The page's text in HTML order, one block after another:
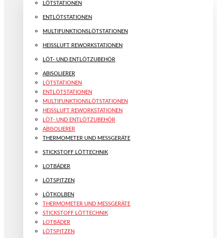
LÖTSTATIONEN
ENTLÖTSTATIONEN
MULTIFUNKTIONS­LÖTSTATIONEN
HEISSLUFT REWORKSTATIONEN
LÖT- UND ENTLÖTZUBEHÖR
ABISOLIERER
LÖTSTATIONEN
ENTLÖTSTATIONEN
MULTIFUNKTIONS­LÖTSTATIONEN
HEISSLUFT REWORKSTATIONEN
LÖT- UND ENTLÖTZUBEHÖR
ABISOLIERER
THERMOMETER UND MESSGERÄTE
STICKSTOFF LÖTTECHNIK
LOTBÄDER
LÖTSPITZEN
LÖTKOLBEN
THERMOMETER UND MESSGERÄTE
STICKSTOFF LÖTTECHNIK
LOTBÄDER
LÖTSPITZEN